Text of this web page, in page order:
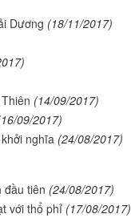
Dương (18/11/2017)
(14/09/2017)
09/2017)
nghĩa (24/08/2017)
đầu tiên (24/08/2017)
với thổ phỉ (17/08/2017)